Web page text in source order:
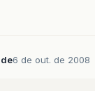
6 de out. de 2008